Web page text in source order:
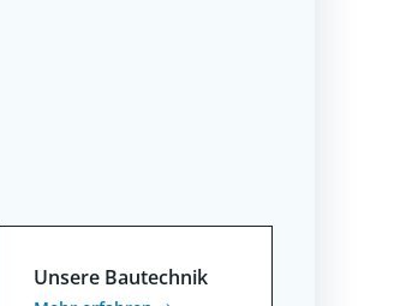
Unsere Bautechnik